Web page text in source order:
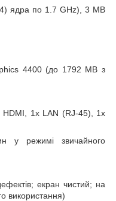
ядра по 1.7 GHz), 3 MB
4400 (до 1792 MB з
1x LAN (RJ-45), 1x
режимі звичайного
екран чистий; на
використання)